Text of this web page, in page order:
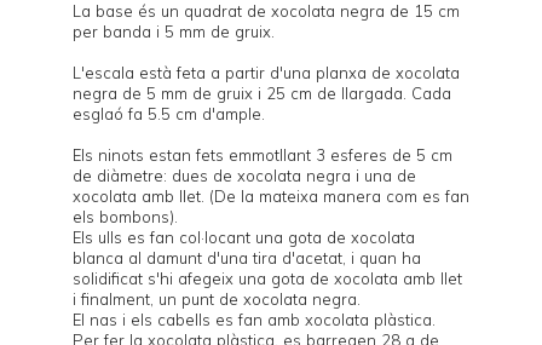
La base és un quadrat de xocolata negra de 15 cm
per banda i 5 mm de gruix.
L'escala està feta a partir d'una planxa de xocolata
negra de 5 mm de gruix i 25 cm de llargada. Cada
esglaó fa 5.5 cm d'ample.
Els ninots estan fets emmotllant 3 esferes de 5 cm
de diàmetre: dues de xocolata negra i una de
xocolata amb llet. (De la mateixa manera com es fan
els bombons).
Els ulls es fan col·locant una gota de xocolata
blanca al damunt d'una tira d'acetat, i quan ha
solidificat s'hi afegeix una gota de xocolata amb llet
i finalment, un punt de xocolata negra.
El nas i els cabells es fan amb xocolata plàstica.
Per fer la xocolata plàstica, es barregen 28 g de